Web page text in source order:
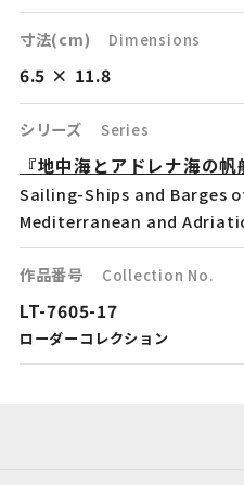
寸法(cm) Dimensions
6.5 × 11.8
シリーズ Series
『地中海とアドレナ海の帆
Sailing-Ships and Barges
Mediterranean and
作品番号 Collection No.
LT-7605-17
ローダーコレクション